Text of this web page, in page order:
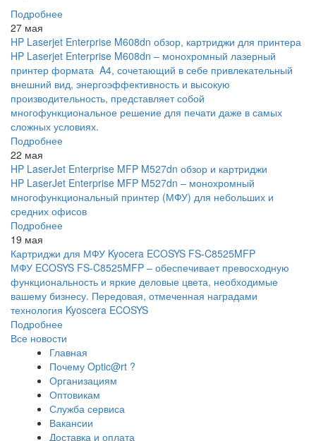
Подробнее
27 мая
HP Laserjet Enterprise M608dn обзор, картриджи для принтера
HP Laserjet Enterprise M608dn – монохромный лазерный
принтер формата A4, сочетающий в себе привлекательный
внешний вид, энергоэффективность и высокую
производительность, представляет собой
многофункциональное решение для печати даже в самых
сложных условиях.
Подробнее
22 мая
HP LaserJet Enterprise MFP M527dn обзор и картриджи
HP LaserJet Enterprise MFP M527dn – монохромный
многофункциональный принтер (МФУ) для небольших и
средних офисов
Подробнее
19 мая
Картриджи для МФУ Kyocera ECOSYS FS-C8525MFP
МФУ ECOSYS FS-C8525MFP – обеспечивает превосходную
функциональность и яркие деловые цвета, необходимые
вашему бизнесу. Передовая, отмеченная наградами
технология Kyoscera ECOSYS
Подробнее
Все новости
Главная
Почему Optic@rt ?
Организациям
Оптовикам
Служба сервиса
Вакансии
Доставка и оплата